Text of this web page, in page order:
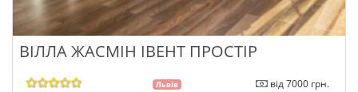
ВІЛЛА ЖАСМІН ІВЕНТ ПРОСТІР
Львів від 7000 грн.